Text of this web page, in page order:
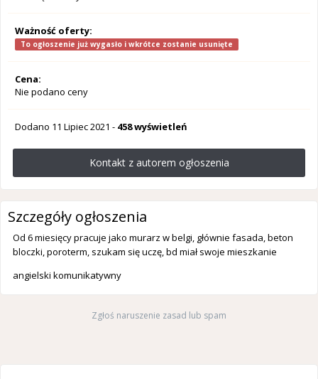
Ważność oferty:
To ogłoszenie już wygasło i wkrótce zostanie usunięte
Cena:
Nie podano ceny
Dodano 11 Lipiec 2021 - 458 wyświetleń
Kontakt z autorem ogłoszenia
Szczegóły ogłoszenia
Od 6 miesięcy pracuje jako murarz w belgi, głównie fasada, beton
bloczki, poroterm, szukam się uczę, bd miał swoje mieszkanie
angielski komunikatywny
Zgłoś naruszenie zasad lub spam